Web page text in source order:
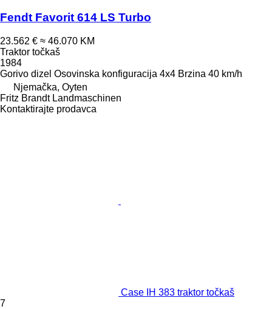
Fendt Favorit 614 LS Turbo
23.562 € ≈ 46.070 KM
Traktor točkaš
1984
Gorivo dizel Osovinska konfiguracija 4x4 Brzina 40 km/h
Njemačka, Oyten
Fritz Brandt Landmaschinen
Kontaktirajte prodavca
Case IH 383 traktor točkaš
7